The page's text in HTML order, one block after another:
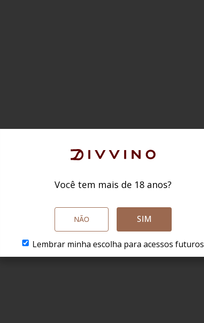
Você tem mais de 18 anos?
NÃO SIM
Lembrar minha escolha para acessos futuros